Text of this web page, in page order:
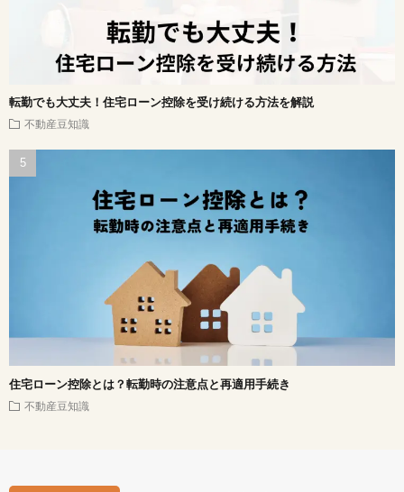
転勤でも大丈夫！住宅ローン控除を受け続ける方法を解説
不動産豆知識
住宅ローン控除とは？転勤時の注意点と再適用手続き
不動産豆知識